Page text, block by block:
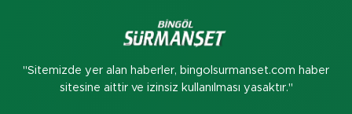
"Sitemizde yer alan haberler, bingolsurmanset.com haber
sitesine aittir ve izinsiz kullanılması yasaktır."